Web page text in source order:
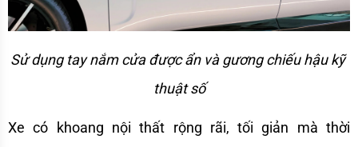
Sử dụng tay nắm cửa được ẩn và gương chiếu hậu kỹ
thuật số
Xe có khoang nội thất rộng rãi, tối giản mà thời